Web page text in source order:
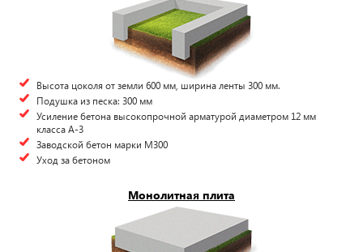
Высота цоколя от земли 600 мм, ширина ленты 300 мм.
Подушка из песка: 300 мм
Усиление бетона высокопрочной арматурой диаметром 12 мм
класса А-3
Заводской бетон марки М300
Уход за бетоном
Монолитная плита